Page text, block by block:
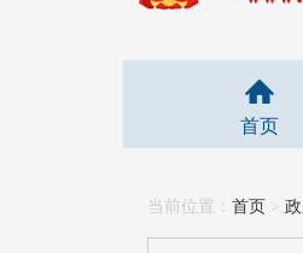
首页
当前位置： 首页 >